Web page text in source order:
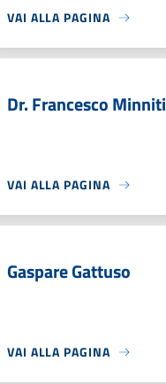
VAI ALLA PAGINA
Dr. Francesco Minniti
VAI ALLA PAGINA
Gaspare Gattuso
VAI ALLA PAGINA